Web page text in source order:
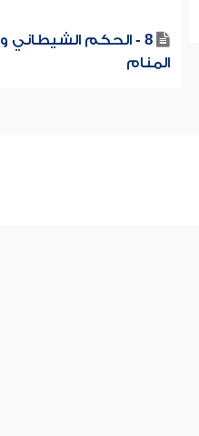
8 - الحكم الشيطاني
المنام